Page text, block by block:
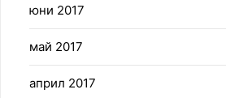
юни 2017
май 2017
април 2017